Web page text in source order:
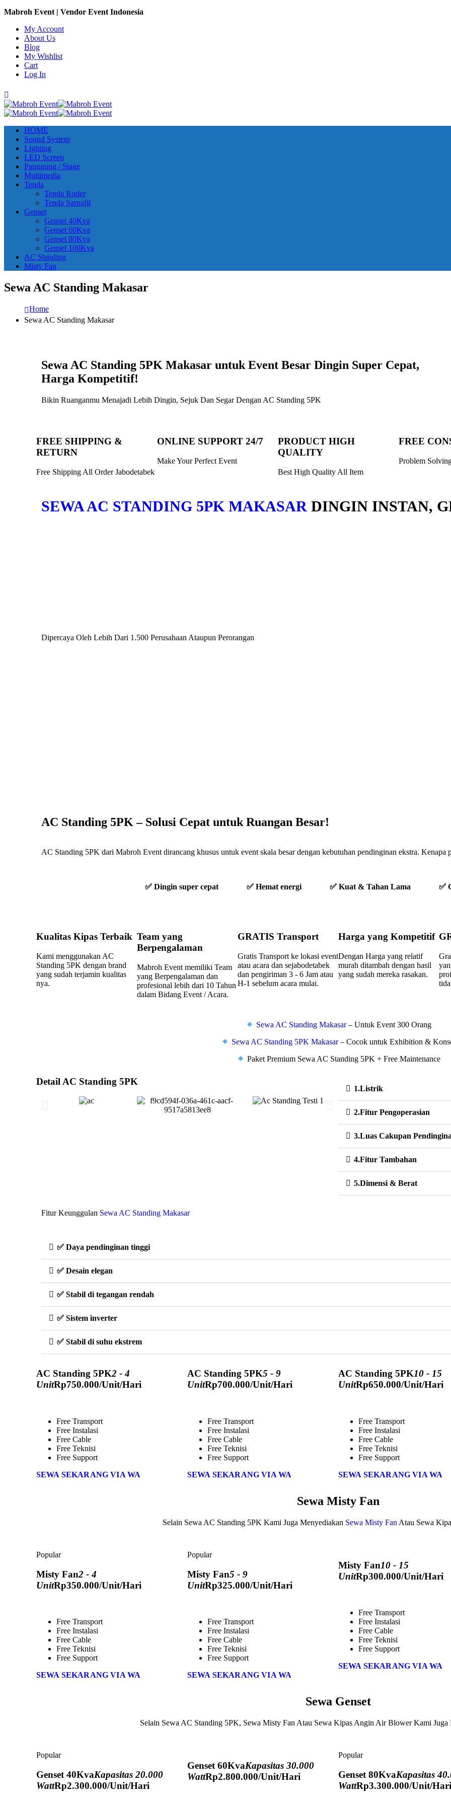
Mabroh Event | Vendor Event Indonesia
My Account
About Us
Blog
My Wishlist
Cart
Log In
HOME
Sound System
Lighting
LED Screen
Panggung / Stage
Multimedia
Tenda
Tenda Roder
Tenda Sarnafil
Genset
Genset 40Kva
Genset 60Kva
Genset 80Kva
Genset 100Kva
AC Standing
Misty Fan
Sewa AC Standing Makasar
Home
Sewa AC Standing Makasar
Sewa AC Standing 5PK Makasar untuk Event Besar Dingin Super Cepat,
Harga Kompetitif!
Bikin Ruanganmu Menajadi Lebih Dingin, Sejuk Dan Segar Dengan AC Standing 5PK
FREE SHIPPING &
RETURN
Free Shipping All Order Jabodetabek
ONLINE SUPPORT 24/7
Make Your Perfect Event
PRODUCT HIGH
QUALITY
Best High Quality All Item
FREE
Problem
SEWA AC STANDING 5PK MAKASAR DINGIN INSTAN,
Dipercaya Oleh Lebih Dari 1.500 Perusahaan Ataupun Perorangan
AC Standing 5PK – Solusi Cepat untuk Ruangan Besar!
AC Standing 5PK dari Mabroh Event dirancang khusus untuk event skala besar dengan kebutuhan pendinginan ekstra.
✅ Dingin super cepat ✅ Hemat energi ✅ Kuat & Tahan Lama ✅
Kualitas Kipas Terbaik
Kami menggunakan AC
Standing 5PK dengan brand
yang sudah terjamin kualitas
nya.
Team yang
Berpengalaman
Mabroh Event memiliki Team
yang Berpengalaman dan
profesional lebih dari 10 Tahun
dalam Bidang Event / Acara.
GRATIS Transport
Gratis Transport ke lokasi event
atau acara dan sejabodetabek
dan pengiriman 3 - 6 Jam atau
H-1 sebelum acara mulai.
Harga yang Kompetitif
Dengan Harga yang relatif
murah ditambah dengan hasil
yang sudah mereka rasakan.
Sewa AC Standing Makasar– Untuk Event 300 Orang
Sewa AC Standing 5PK Makasar– Cocok untuk Exhibition &
Paket Premium Sewa AC Standing 5PK + Free Maintenance
Detail AC Standing 5PK
1.Listrik
2.Fitur Pengoperasian
3.Luas Cakupan
4.Fitur Tambahan
5.Dimensi & Berat
Fitur Keunggulan Sewa AC Standing Makasar
✅ Daya pendinginan tinggi
✅ Desain elegan
✅ Stabil di tegangan rendah
✅ Sistem inverter
✅ Stabil di suhu ekstrem
AC Standing 5PK2 - 4
UnitRp750.000/Unit/Hari
Free Transport
Free Instalasi
Free Cable
Free Teknisi
Free Support
SEWA SEKARANG VIA WA
AC Standing 5PK5 - 9
UnitRp700.000/Unit/Hari
Free Transport
Free Instalasi
Free Cable
Free Teknisi
Free Support
SEWA SEKARANG VIA WA
AC Standing 5PK10 - 15
UnitRp650.000/Unit/Hari
Free Transport
Free Instalasi
Free Cable
Free Teknisi
Free Support
SEWA SEKARANG VIA WA
Sewa Misty Fan
Selain Sewa AC Standing 5PK Kami Juga Menyediakan Sewa Misty Fan Atau Sewa
Popular
Misty Fan2 - 4
UnitRp350.000/Unit/Hari
Free Transport
Free Instalasi
Free Cable
Free Teknisi
Free Support
SEWA SEKARANG VIA WA
Popular
Misty Fan5 - 9
UnitRp325.000/Unit/Hari
Free Transport
Free Instalasi
Free Cable
Free Teknisi
Free Support
SEWA SEKARANG VIA WA
Misty Fan10 - 15
UnitRp300.000/Unit/Hari
Free Transport
Free Instalasi
Free Cable
Free Teknisi
Free Support
SEWA SEKARANG VIA WA
Sewa Genset
Selain Sewa AC Standing 5PK, Sewa Misty Fan Atau Sewa Kipas Angin Air Blower Kami
Popular
Genset 40KvaKapasitas 20.000
WattRp2.300.000/Unit/Hari
Genset 60KvaKapasitas 30.000
WattRp2.800.000/Unit/Hari
Popular
Genset 80KvaKapasitas
WattRp3.300.000/Unit/Hari